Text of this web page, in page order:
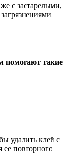
с застарелыми,
помогают такие
удалить клей с
ее повторного